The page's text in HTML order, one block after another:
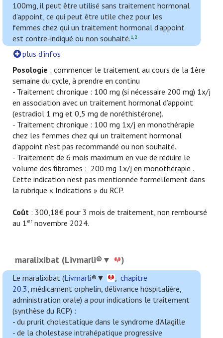
100mg, il peut être utilisé sans traitement hormonal
d’appoint, ce qui peut être utile chez pour les
femmes chez qui un traitement hormonal d’appoint
est contre-indiqué ou non souhaité.1,2
plus d'infos
Posologie : commencer le traitement au cours de la 1ère
semaine du cycle, à prendre en continu
- Traitement chronique : 100 mg (si nécessaire 200 mg) 1x/j
en association avec un traitement hormonal d’appoint
(estradiol 1 mg et 0,5 mg de noréthistérone).
- Traitement chronique : 100 mg 1x/j en monothérapie
chez les femmes chez qui un traitement hormonal
d’appoint n’est pas recommandé ou non souhaité.
- Traitement de 6 mois maximum en vue de réduire le
volume des fibromes : 200 mg 1x/j en monothérapie .
Cette indication n’est pas mentionnée formellement dans
la rubrique « Indications » du RCP.
Coût : 300,18€ pour 3 mois de traitement, non remboursé
au 1er novembre 2024.
maralixibat (Livmarli®▼ )
Le maralixibat (Livmarli®▼ , chapitre
20.3, médicament orphelin, délivrance hospitalière,
administration orale) a pour indications le traitement
(synthèse du RCP) :
- du prurit cholestatique dans le syndrome d’Alagille
- de la cholestase intrahépatique progressive